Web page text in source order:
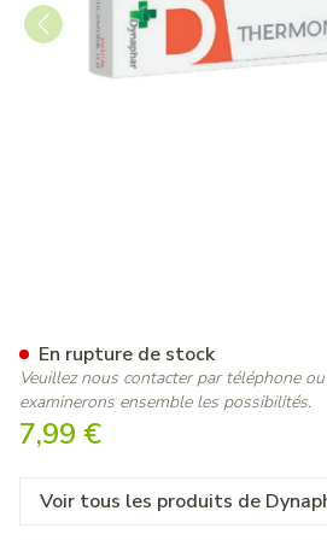
7,99 €
En rupture de stock
Veuillez nous contacter par téléphone
examinerons ensemble les possibilités.
Voir tous les produits de